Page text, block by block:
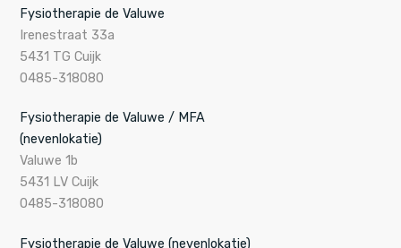
Fysiotherapie de Valuwe
Irenestraat 33a
5431 TG Cuijk
0485-318080
Fysiotherapie de Valuwe / MFA
(nevenlokatie)
Valuwe 1b
5431 LV Cuijk
0485-318080
Fysiotherapie de Valuwe (nevenlokatie)